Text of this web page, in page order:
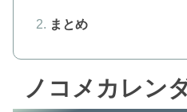
まとめ
ノコメカレン